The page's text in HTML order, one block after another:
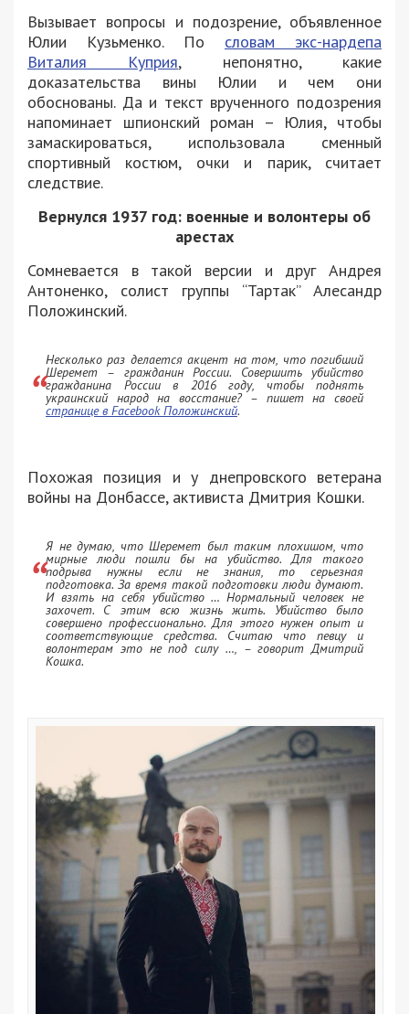
Вызывает вопросы и подозрение, объявленное
Юлии Кузьменко. По словам экс-нардепа
Виталия Куприя, непонятно, какие
доказательства вины Юлии и чем они
обоснованы. Да и текст врученного подозрения
напоминает шпионский роман – Юлия, чтобы
замаскироваться, использовала сменный
спортивный костюм, очки и парик, считает
следствие.
Вернулся 1937 год: военные и волонтеры об
арестах
Сомневается в такой версии и друг Андрея
Антоненко, солист группы “Тартак” Алесандр
Положинский.
Несколько раз делается акцент на том, что погибший
Шеремет – гражданин России. Совершить убийство
гражданина России в 2016 году, чтобы поднять
украинский народ на восстание? – пишет на своей
странице в Facebook Положинский.
Похожая позиция и у днепровского ветерана
войны на Донбассе, активиста Дмитрия Кошки.
Я не думаю, что Шеремет был таким плохишом, что
мирные люди пошли бы на убийство. Для такого
подрыва нужны если не знания, то серьезная
подготовка. За время такой подготовки люди думают.
И взять на себя убийство … Нормальный человек не
захочет. С этим всю жизнь жить. Убийство было
совершено профессионально. Для этого нужен опыт и
соответствующие средства. Считаю что певцу и
волонтерам это не под силу …, – говорит Дмитрий
Кошка.